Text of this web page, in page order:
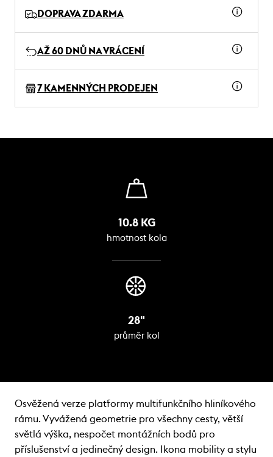
DOPRAVA ZDARMA
AŽ 60 DNŮ NA VRÁCENÍ
7 KAMENNÝCH PRODEJEN
10.8 KG
hmotnost kola
28"
průměr kol
Osvěžená verze platformy multifunkčního hliníkového
rámu. Vyvážená geometrie pro všechny cesty, větší
světlá výška, nespočet montážních bodů pro
příslušenství a jedinečný design. Ikona mobility a stylu